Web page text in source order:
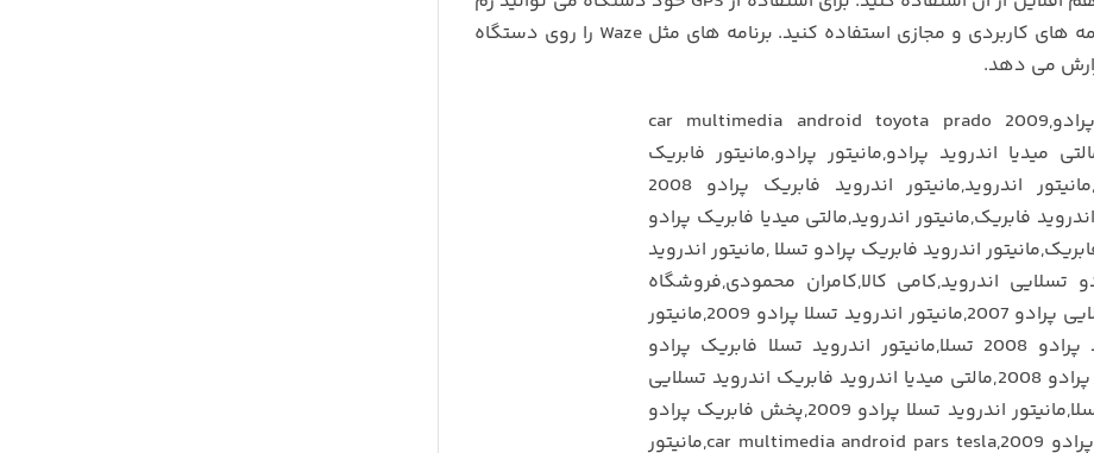
جی پی اس تهیه کنید. اما پیشنهاد می شود از برنامه های کاربردی و مجازی استفاده کنید. برنامه های مثل Waze را روی دستگاه
می دهد.